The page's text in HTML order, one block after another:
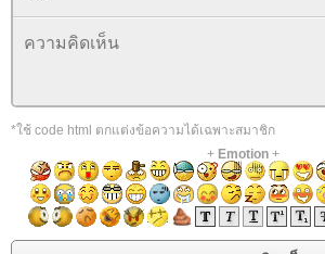
*ใช้ code html ตกแต่งข้อความได้เฉพาะสมาชิก
+ Emotion+